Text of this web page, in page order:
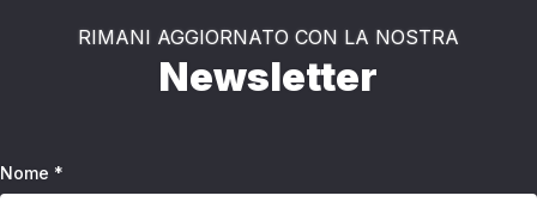
RIMANI AGGIORNATO CON LA NOSTRA
Newsletter
Nome *